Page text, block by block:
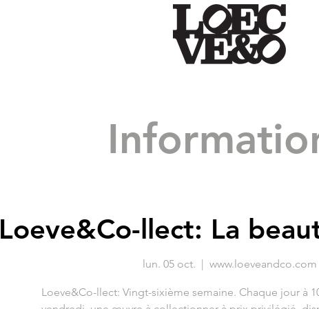
Loeve&Co-llect: La
lun. 05 oct.
  |
www.loeveandco.com
Loeve&Co-llect: Vingt-sixième semaine. Chaque jour à